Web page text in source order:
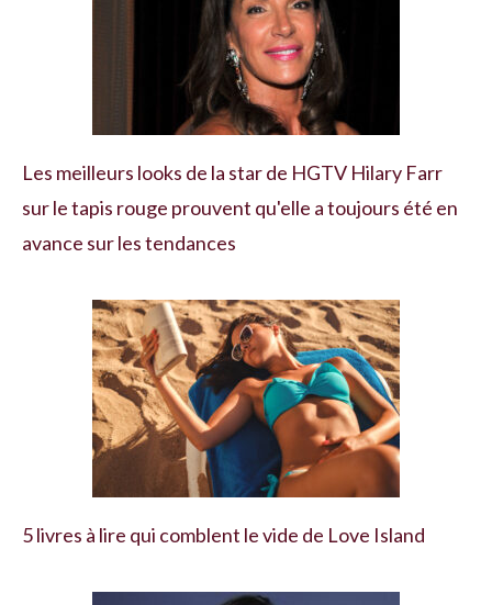
Les meilleurs looks de la star de HGTV Hilary Farr
sur le tapis rouge prouvent qu'elle a toujours été en
avance sur les tendances
5 livres à lire qui comblent le vide de Love Island